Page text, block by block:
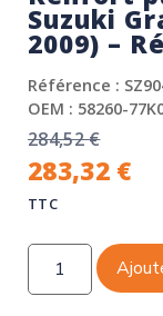
Suzuki
2009) –
Référence :
OEM : 58260-
284,52€
283,32 €
TTC